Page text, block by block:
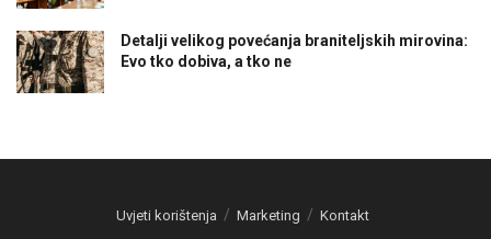
Detalji velikog povećanja braniteljskih mirovina:
Evo tko dobiva, a tko ne
Uvjeti korištenja Marketing Kontakt